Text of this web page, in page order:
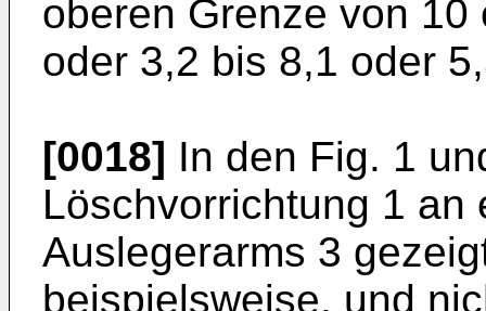
oberen Grenze von
oder 3,2 bis 8,1 oder
[0018] In den Fig. 1
Löschvorrichtung 1 an
Auslegerarms 3
beispielsweise, und